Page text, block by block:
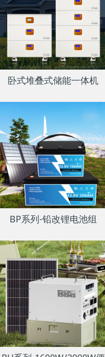
卧式堆叠式储能一体机
BP系列-铅改锂电池组